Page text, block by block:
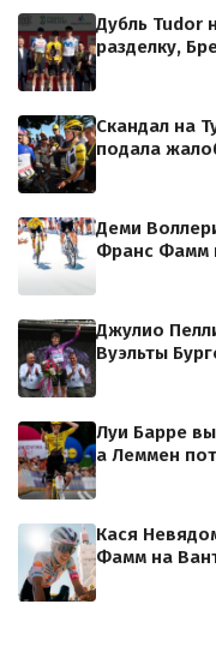
Дубль Tudor
разделку,
Скандал на
подала
Деми
Франс Фамм
Джулио
Вуэльты
Луи Барре
а Леммен
Кася
Фамм на